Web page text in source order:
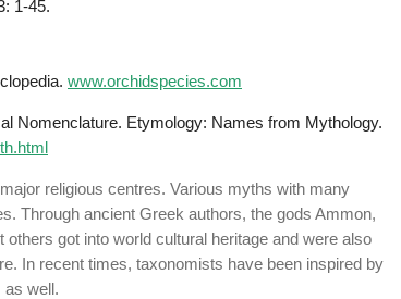
1-45.
www.orchidspecies.com
Nomenclature. Etymology: Names from Mythology.
religious centres. Various myths with many
Through ancient Greek authors, the gods Ammon,
got into world cultural heritage and were also
In recent times, taxonomists have been inspired by
as well.